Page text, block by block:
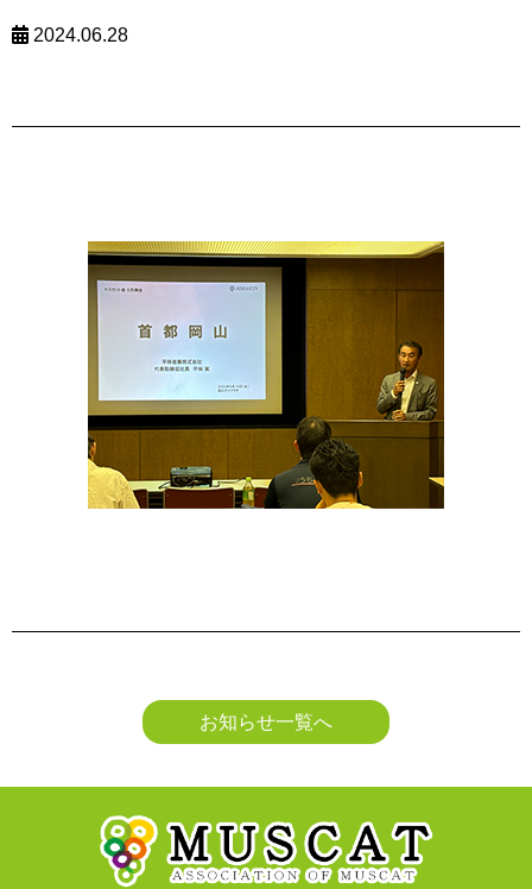
2024.06.28
お知らせ一覧へ